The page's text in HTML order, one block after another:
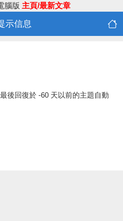
腦版 主頁/最新文章
示信息
後回復於 -60 天以前的主題自動